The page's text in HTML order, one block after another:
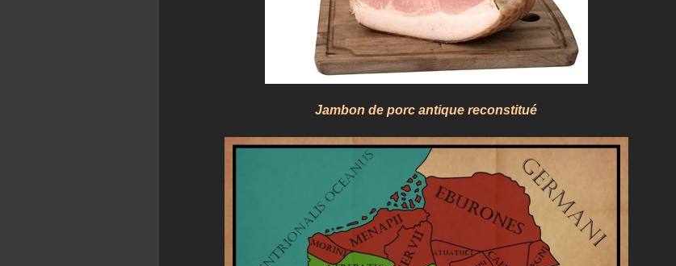
Jambon de porc antique reconstitué